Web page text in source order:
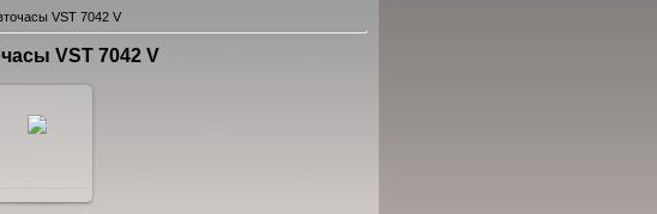
VST 7042 V
VST 7042 V